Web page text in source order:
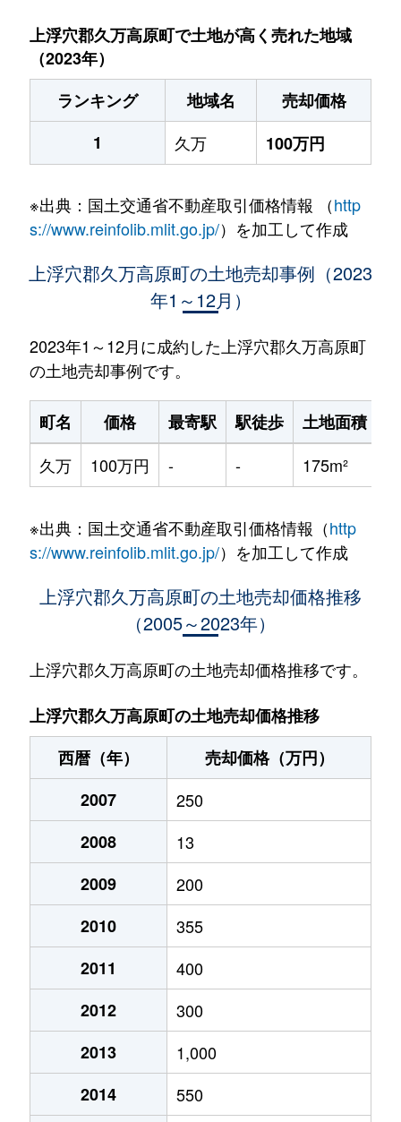
上浮穴郡久万高原町で土地が高く売れた地域
（2023年）
ランキング
地域名
売却価格
1
久万 100万円
※出典：国土交通省不動産取引価格情報 （http
s://www.reinfolib.mlit.go.jp/）を加工して作成
上浮穴郡久万高原町の土地売却事例（2023
年1～12月）
2023年1～12月に成約した上浮穴郡久万高原町
の土地売却事例です。
町名 価格 最寄駅 駅徒歩 土地面積
久万
100万円 - - 175m²
※出典：国土交通省不動産取引価格情報（http
s://www.reinfolib.mlit.go.jp/）を加工して作成
上浮穴郡久万高原町の土地売却価格推移
（2005～2023年）
上浮穴郡久万高原町の土地売却価格推移です。
上浮穴郡久万高原町の土地売却価格推移
西暦（年）
売却価格（万円）
2007
250
2008
13
2009
200
2010
355
2011
400
2012
300
2013
1,000
2014
550